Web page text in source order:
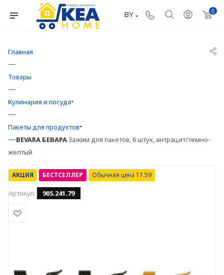
0
BY
Главная
—
Товары
—
Кулинария и посуда
—
Пакеты для продуктов
—BEVARA БЕВАРАЗажим для пакетов, 6 штук, антрацит/темно-
желтый
АКЦИЯ БЕСТСЕЛЛЕР Обычная цена 11.59
Артикул: 905.241.79